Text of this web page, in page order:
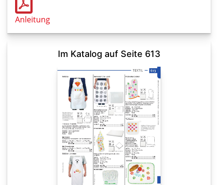
Anleitung
Im Katalog auf Seite 613